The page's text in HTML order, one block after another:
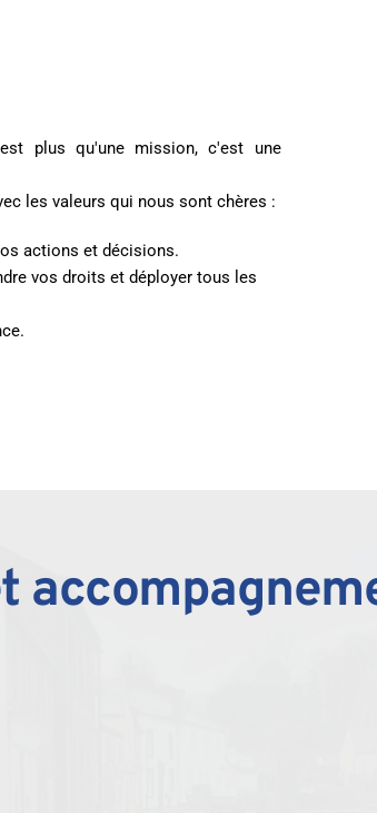
plus qu'une mission, c'est une
les valeurs qui nous sont chères :
actions et décisions.
vos droits et déployer tous les